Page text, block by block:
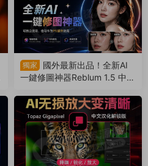
獨家
國外最新出品！全新AI
一鍵修圖神器Reblum 1.5 中文
雙手（260803）